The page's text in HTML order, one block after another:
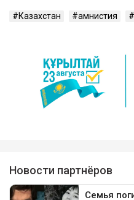
Казахстан амнистия